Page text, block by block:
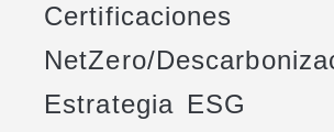
Certificaciones
NetZero/
Estrategia ESG